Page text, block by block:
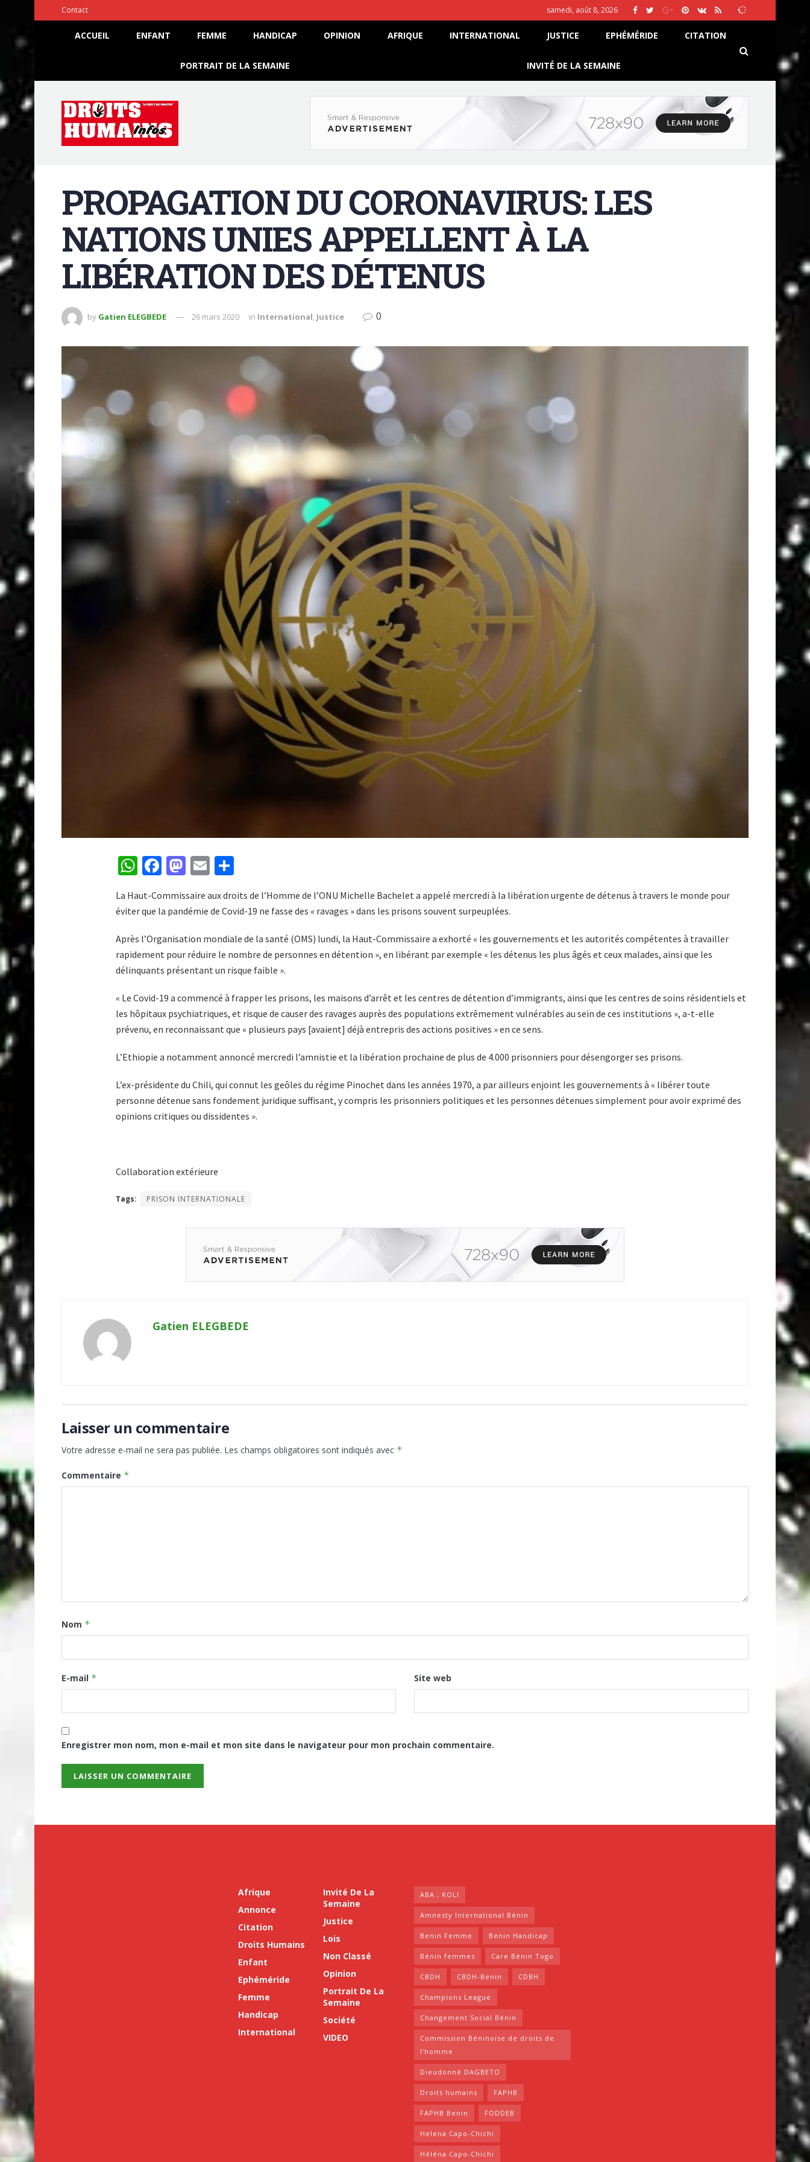
Contact samedi, août 8, 2026
ACCUEIL ENFANT FEMME HANDICAP OPINION AFRIQUE INTERNATIONAL JUSTICE EPHÉMÉRIDE CITATION
PORTRAIT DE LA SEMAINE INVITÉ DE LA SEMAINE
PROPAGATION DU CORONAVIRUS: LES
NATIONS UNIES APPELLENT À LA
LIBÉRATION DES DÉTENUS
by Gatien ELEGBEDE 26 mars 2020 in International, Justice 0
W
at
s
A
p
p
F
e
b
o
o
k
M
to
d
o
n
E
ai
l
ta
g
er
La Haut-Commissaire aux droits de l’Homme de l’ONU Michelle Bachelet a appelé mercredi à la libération urgente de détenus à travers le monde pour
éviter que la pandémie de Covid-19 ne fasse des « ravages » dans les prisons souvent surpeuplées.
Après l’Organisation mondiale de la santé (OMS) lundi, la Haut-Commissaire a exhorté « les gouvernements et les autorités compétentes à travailler
rapidement pour réduire le nombre de personnes en détention », en libérant par exemple « les détenus les plus âgés et ceux malades, ainsi que les
délinquants présentant un risque faible ».
« Le Covid-19 a commencé à frapper les prisons, les maisons d’arrêt et les centres de détention d’immigrants, ainsi que les centres de soins résidentiels et
les hôpitaux psychiatriques, et risque de causer des ravages auprès des populations extrêmement vulnérables au sein de ces institutions », a-t-elle
prévenu, en reconnaissant que « plusieurs pays [avaient] déjà entrepris des actions positives » en ce sens.
L’Ethiopie a notamment annoncé mercredi l’amnistie et la libération prochaine de plus de 4.000 prisonniers pour désengorger ses prisons.
L’ex-présidente du Chili, qui connut les geôles du régime Pinochet dans les années 1970, a par ailleurs enjoint les gouvernements à « libérer toute
personne détenue sans fondement juridique suffisant, y compris les prisonniers politiques et les personnes détenues simplement pour avoir exprimé des
opinions critiques ou dissidentes ».
Collaboration extérieure
Tags: PRISON INTERNATIONALE
Gatien ELEGBEDE
Laisser un commentaire
Votre adresse e-mail ne sera pas publiée. Les champs obligatoires sont indiqués avec *
Commentaire *
Nom *
E-mail * Site web
Enregistrer mon nom, mon e-mail et mon site dans le navigateur pour mon prochain commentaire.
Afrique
Annonce
Citation
Droits Humains
Enfant
Ephéméride
Femme
Handicap
International
Invité De La
Semaine
Justice
Lois
Non Classé
Opinion
Portrait De La
Semaine
Société
VIDEO
ABA ; ROLI
Amnesty International Bénin
Benin Femme Benin Handicap
Bénin femmes Care Bénin Togo
CBDH CBDH-Benin CDBH
Champions League
Changement Social Bénin
Commission Béninoise de droits de
l'homme
Dieudonné DAGBETO
Droits humains FAPHB
FAPHB Benin FODDEB
Helena Capo-Chichi
Héléna Capo-Chichi